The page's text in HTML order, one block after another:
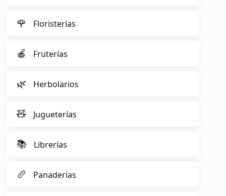
🌹 Floristerías
🍎 Fruterías
🌿 Herbolarios
🧸 Jugueterías
📚 Librerías
🥖 Panaderías